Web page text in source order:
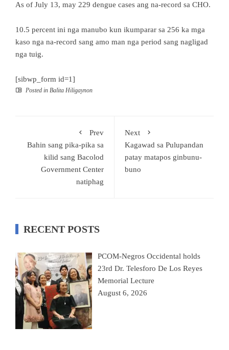
As of July 13, may 229 dengue cases ang na-record sa CHO.
10.5 percent ini nga manubo kun ikumparar sa 256 ka mga
kaso nga na-record sang amo man nga period sang nagligad
nga tuig.
[sibwp_form id=1]
Posted in Balita Hiligaynon
Prev
Bahin sang pika-pika sa
kilid sang Bacolod
Government Center
natiphag
Next
Kagawad sa Pulupandan
patay matapos ginbunu-
buno
RECENT POSTS
PCOM-Negros Occidental holds
23rd Dr. Telesforo De Los Reyes
Memorial Lecture
August 6, 2026